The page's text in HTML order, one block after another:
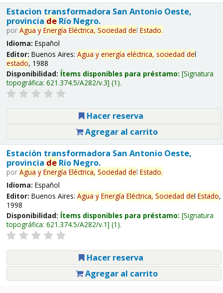
Estacion transformadora San Antonio Oeste,
provincia deRío Negro.
por Agua y Energía Eléctrica, Sociedad del Estado.
Idioma: Español
Editor: Buenos Aires: Agua y energía eléctrica, sociedad del
estado, 1988
Disponibilidad: Ítems disponibles para préstamo: Signatura
topográfica: 621.374.5/A282/v.3 (1).
Hacer reserva
Agregar al carrito
Estación transformadora San Antonio Oeste,
provincia deRío Negro.
por Agua y Energía Eléctrica, Sociedad del Estado.
Idioma: Español
Editor: Buenos Aires: Agua y Energía Eléctrica, Sociedad del Estado,
1998
Disponibilidad: Ítems disponibles para préstamo: Signatura
topográfica: 621.374.5/A282/v.1 (1).
Hacer reserva
Agregar al carrito